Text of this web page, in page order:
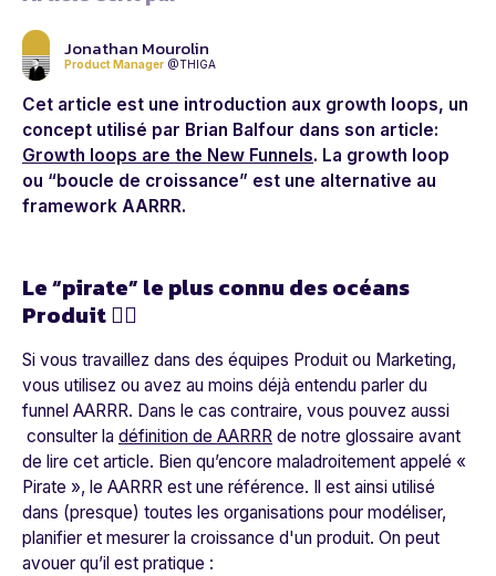
Jonathan Mourolin
Product Manager @THIGA
Cet article est une introduction aux growth loops, un
concept utilisé par Brian Balfour dans son article:
Growth loops are the New Funnels. La growth loop
ou “boucle de croissance” est une alternative au
framework AARRR.
Le “pirate” le plus connu des océans
Produit 🏴‍☠️
Si vous travaillez dans des équipes Produit ou Marketing,
vous utilisez ou avez au moins déjà entendu parler du
funnel AARRR. Dans le cas contraire, vous pouvez aussi
consulter la définition de AARRR de notre glossaire avant
de lire cet article. Bien qu’encore maladroitement appelé «
Pirate », le AARRR est une référence. Il est ainsi utilisé
dans (presque) toutes les organisations pour modéliser,
planifier et mesurer la croissance d'un produit. On peut
avouer qu’il est pratique :